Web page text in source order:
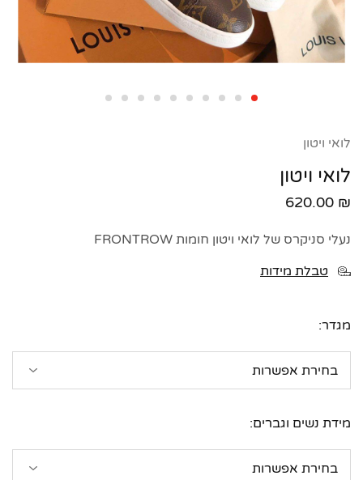
לואי ויטון
לואי ויטון
620.00 ₪
נעלי סניקרס של לואי ויטון חומות FRONTROW
טבלת מידות
מגדר:
מידת נשים וגברים: